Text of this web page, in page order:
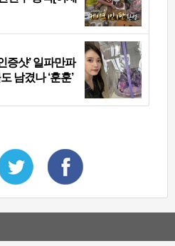
증샷’ 일파만파
남겼나 ‘훈훈’